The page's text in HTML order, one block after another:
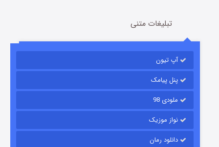
تبلیغات متنی
آپ تیون
پنل پیامک
ملودی 98
نواز موزیک
دانلود رمان